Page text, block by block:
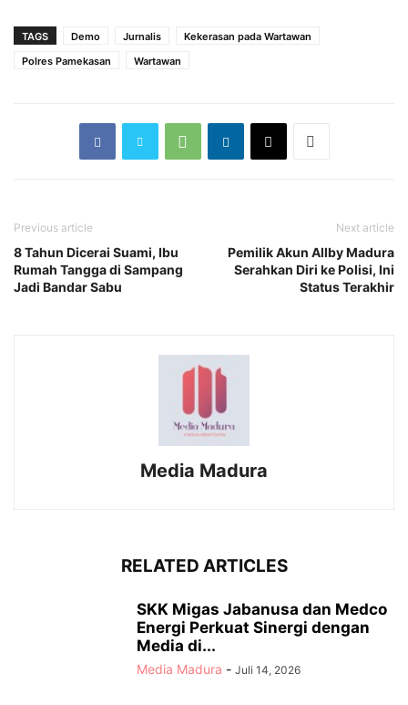
TAGS Demo Jurnalis
Kekerasan pada Wartawan
Polres Pamekasan
Wartawan
Previous article
8 Tahun Dicerai Suami, Ibu
Rumah Tangga di Sampang
Jadi Bandar Sabu
Next article
Pemilik Akun Allby Madura
Serahkan Diri ke Polisi, Ini
Status Terakhir
Media Madura
RELATED ARTICLES
SKK Migas Jabanusa dan Medco
Energi Perkuat Sinergi dengan
Media di...
Media Madura - Juli 14, 2026